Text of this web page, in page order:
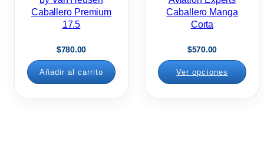
Caballero Premium
17.5
$780.00
Añadir al carrito
Caballero Manga
Corta
$570.00
Ver opciones